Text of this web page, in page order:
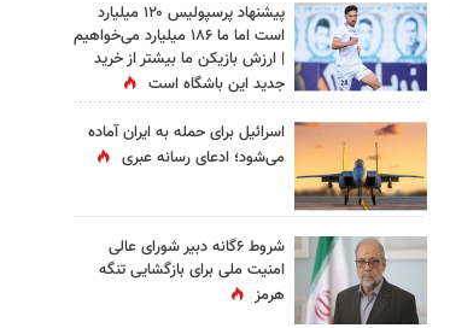
پیشنهاد پرسپولیس ۱۲۰ میلیارد
است اما ما ۱۸۶ میلیارد می‌خواهیم
| ارزش بازیکن ما بیشتر از خرید
جدید این باشگاه است
اسرائیل برای حمله به ایران آماده
می‌شود؛ ادعای رسانه عبری
شروط ۶گانه دبیر شورای عالی
امنیت ملی برای بازگشایی تنگه
هرمز